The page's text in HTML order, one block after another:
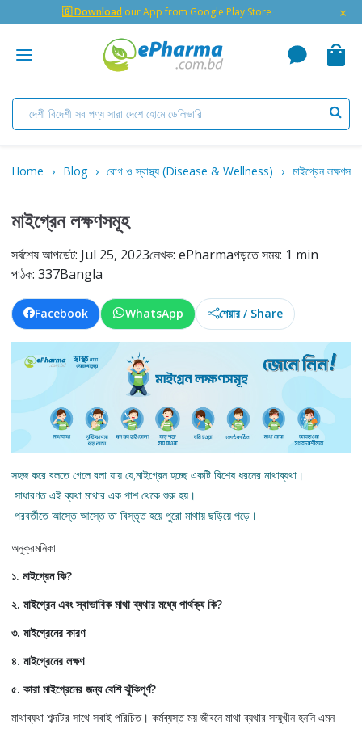
🇬 Download our App from Google Play Store ×
Home Blog রোগ ও স্বাস্থ্য (Disease & Wellness) মাইগ্রেন লক্ষণসমূহ
মাইগ্রেন লক্ষণসমূহ
সর্বশেষ আপডেট: Jul 25, 2023লেখক: ePharmaপড়তে সময়: 1 min
পাঠক: 337Bangla
Facebook WhatsApp শেয়ার / Share
সহজ করে বলতে গেলে বলা যায় যে,মাইগ্রেন হচ্ছে একটি বিশেষ ধরনের মাথাব্যথা।
সাধারণত এই ব্যথা মাথার এক পাশ থেকে শুরু হয়।
পরবর্তীতে আস্তে আস্তে তা বিস্তৃত হয়ে পুরো মাথায় ছড়িয়ে পড়ে।
অনুক্রমনিকা
১. মাইগ্রেন কি?
২. মাইগ্রেন এবং স্বাভাবিক মাথা ব্যথার মধ্যে পার্থক্য কি?
৩. মাইগ্রেনের কারণ
৪. মাইগ্রেনের লক্ষণ
৫. কারা মাইগ্রেনের জন্য বেশি ঝুঁকিপূর্ণ?
মাথাব্যথা শব্দটির সাথে সবাই পরিচিত। কর্মব্যস্ত ময় জীবনে মাথা ব্যথার সম্মুখীন হননি এমন